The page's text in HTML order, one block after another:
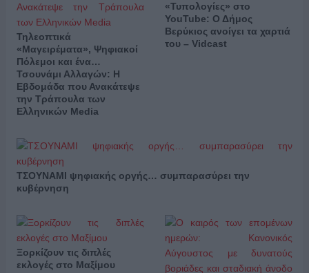
Τηλεοπτικά
«Μαγειρέματα», Ψηφιακοί
Πόλεμοι και ένα…
Τσουνάμι Αλλαγών: Η
Εβδομάδα που Ανακάτεψε
την Τράπουλα των
Ελληνικών Media
«Τυπολογίες» στο
YouTube: Ο Δήμος
Βερύκιος ανοίγει τα χαρτιά
του – Vidcast
ΤΣΟΥΝΑΜΙ ψηφιακής οργής… συμπαρασύρει την
κυβέρνηση
Ξορκίζουν τις διπλές
εκλογές στο Μαξίμου